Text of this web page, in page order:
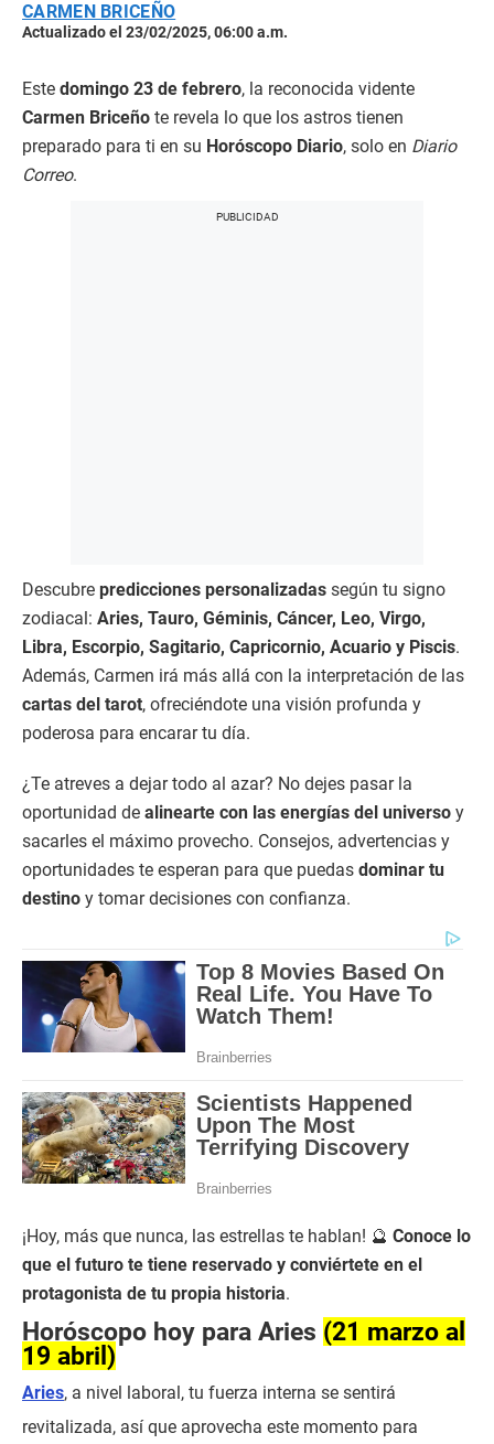
CARMEN BRICEÑO
Actualizado el 23/02/2025, 06:00 a.m.
Este domingo 23 de febrero, la reconocida vidente
Carmen Briceño te revela lo que los astros tienen
preparado para ti en su Horóscopo Diario, solo en Diario
Correo.
Descubre predicciones personalizadas según tu signo
zodiacal: Aries, Tauro, Géminis, Cáncer, Leo, Virgo,
Libra, Escorpio, Sagitario, Capricornio, Acuario y Piscis.
Además, Carmen irá más allá con la interpretación de las
cartas del tarot, ofreciéndote una visión profunda y
poderosa para encarar tu día.
¿Te atreves a dejar todo al azar? No dejes pasar la
oportunidad de alinearte con las energías del universo y
sacarles el máximo provecho. Consejos, advertencias y
oportunidades te esperan para que puedas dominar tu
destino y tomar decisiones con confianza.
¡Hoy, más que nunca, las estrellas te hablan! 🔮 Conoce lo
que el futuro te tiene reservado y conviértete en el
protagonista de tu propia historia.
Horóscopo hoy para Aries (21 marzo al
19 abril)
Aries, a nivel laboral, tu fuerza interna se sentirá
revitalizada, así que aprovecha este momento para